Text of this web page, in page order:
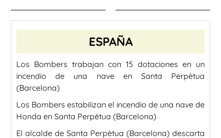
ESPAÑA
Los Bombers trabajan con 15 dotaciones en un
incendio de una nave en Santa Perpètua
(Barcelona)
Los Bombers estabilizan el incendio de una nave de
Honda en Santa Perpètua (Barcelona)
El alcalde de Santa Perpètua (Barcelona) descarta